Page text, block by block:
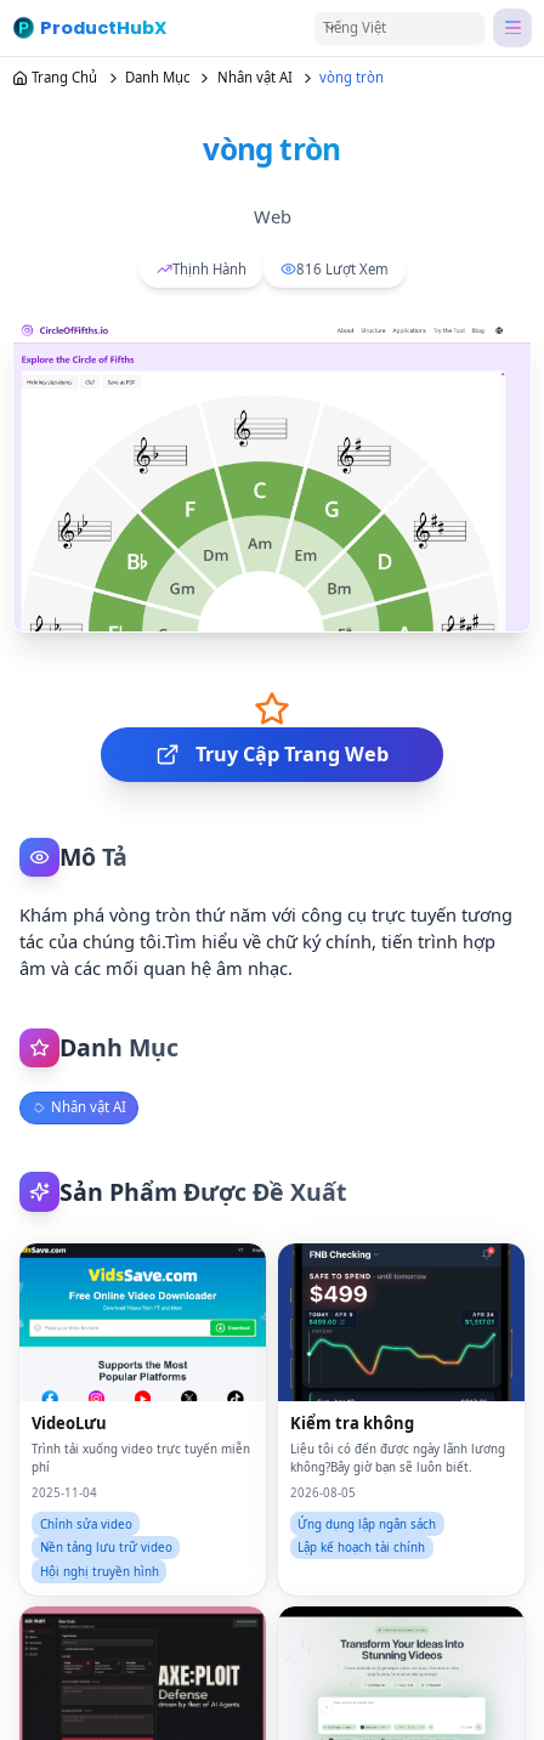
ProductHubX Tiếng Việt
Trang Chủ Danh Mục Nhân vật AI vòng tròn
vòng tròn
Web
Thịnh Hành 816 Lượt Xem
Truy Cập Trang Web
Mô Tả
Khám phá vòng tròn thứ năm với công cụ trực tuyến tương
tác của chúng tôi.Tìm hiểu về chữ ký chính, tiến trình hợp
âm và các mối quan hệ âm nhạc.
Danh Mục
Nhân vật AI
Sản Phẩm Được Đề Xuất
VideoLưu
Trình tải xuống video trực tuyến miễn
phí
2025-11-04
Chỉnh sửa video
Nền tảng lưu trữ video
Hội nghị truyền hình
Kiểm tra không
Liệu tôi có đến được ngày lãnh lương
không?Bây giờ bạn sẽ luôn biết.
2026-08-05
Ứng dụng lập ngân sách
Lập kế hoạch tài chính